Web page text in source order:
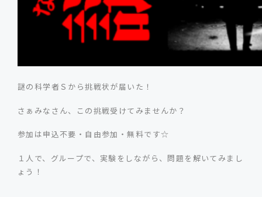
謎の科学者Ｓから挑戦状が届いた！
さぁみなさん、この挑戦受けてみませんか？
参加は申込不要・自由参加・無料です☆
１人で、グループで、実験をしながら、問題を解いてみまし
ょう！